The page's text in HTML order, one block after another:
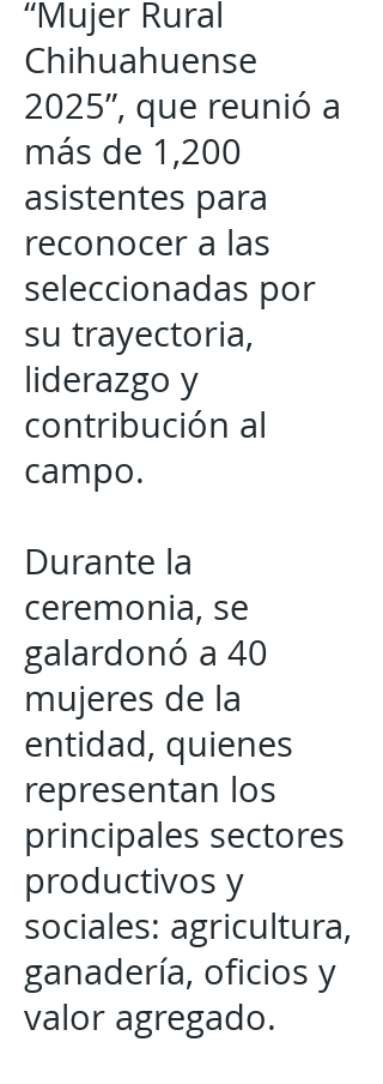
“Mujer Rural
Chihuahuense
2025”, que reunió a
más de 1,200
asistentes para
reconocer a las
seleccionadas por
su trayectoria,
liderazgo y
contribución al
campo.
Durante la
ceremonia, se
galardonó a 40
mujeres de la
entidad, quienes
representan los
principales sectores
productivos y
sociales: agricultura,
ganadería, oficios y
valor agregado.